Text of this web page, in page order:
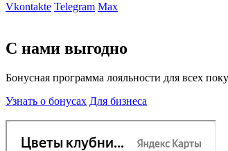
Vkontakte Telegram Max
С нами выгодно
Бонусная программа лояльности для всех
Узнать о бонусах Для бизнеса